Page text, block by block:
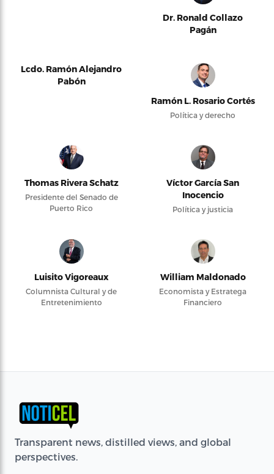
Dr. Ronald Collazo
Pagán
Lcdo. Ramón Alejandro
Pabón
Ramón L. Rosario Cortés
Política y derecho
Thomas Rivera Schatz
Presidente del Senado de
Puerto Rico
Víctor García San
Inocencio
Política y justicia
Luisito Vigoreaux
Columnista Cultural y de
Entretenimiento
William Maldonado
Economista y Estratega
Financiero
Transparent news, distilled views, and global
perspectives.